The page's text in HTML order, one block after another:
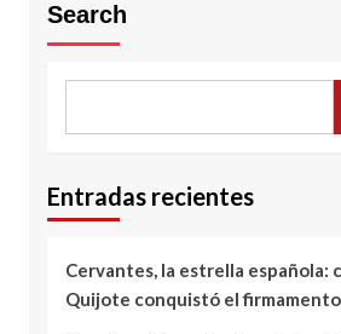
Search
Entradas recientes
Cervantes, la estrella española:
Quijote conquistó el firmamento